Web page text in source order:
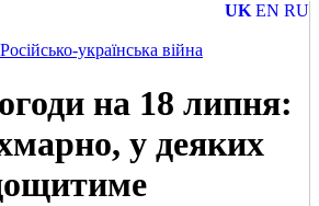
UK EN RU
українська війна
на 18 липня:
у деяких